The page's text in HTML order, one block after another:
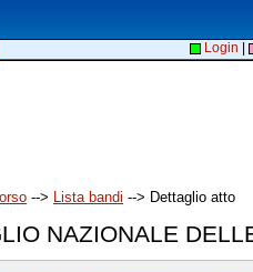
Login
--> Lista bandi --> Dettaglio atto
NAZIONALE